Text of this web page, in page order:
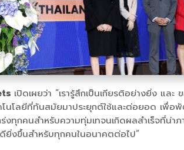
เปิดเผยว่า “เรารู้สึกเป็นเกียรติอย่างยิ่ง แ
โนโลยีที่ทันสมัยมาประยุกต์ใช้และต่อยอด เ
ทุกคนสำหรับความทุ่มเทจนเกิดผลสำเร็จที่น่าภ
ยิ่งขึ้นสำหรับทุกคนในอนาคตต่อไป”